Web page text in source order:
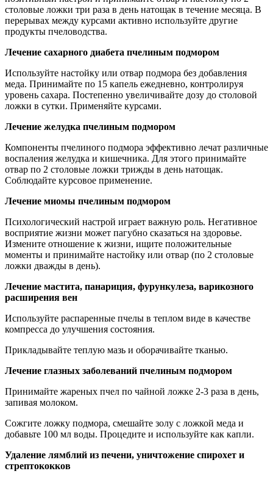
столовые ложки три раза в день натощак в течение месяца. В
перерывах между курсами активно используйте другие
продукты пчеловодства.
Лечение сахарного диабета пчелиным подмором
Используйте настойку или отвар подмора без добавления
меда. Принимайте по 15 капель ежедневно, контролируя
уровень сахара. Постепенно увеличивайте дозу до столовой
ложки в сутки. Применяйте курсами.
Лечение желудка пчелиным подмором
Компоненты пчелиного подмора эффективно лечат различные
воспаления желудка и кишечника. Для этого принимайте
отвар по 2 столовые ложки трижды в день натощак.
Соблюдайте курсовое применение.
Лечение миомы пчелиным подмором
Психологический настрой играет важную роль. Негативное
восприятие жизни может пагубно сказаться на здоровье.
Измените отношение к жизни, ищите положительные
моменты и принимайте настойку или отвар (по 2 столовые
ложки дважды в день).
Лечение мастита, панариция, фурункулеза, варикозного
расширения вен
Используйте распаренные пчелы в теплом виде в качестве
компресса до улучшения состояния.
Прикладывайте теплую мазь и оборачивайте тканью.
Лечение глазных заболеваний пчелиным подмором
Принимайте жареных пчел по чайной ложке 2-3 раза в день,
запивая молоком.
Сожгите ложку подмора, смешайте золу с ложкой меда и
добавьте 100 мл воды. Процедите и используйте как капли.
Удаление лямблий из печени, уничтожение спирохет и
стрептококков